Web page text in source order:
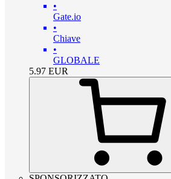
•
Gate.io
•
Chiave
•
GLOBALE
5.97 EUR